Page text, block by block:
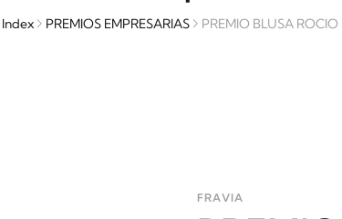
Index PREMIOS EMPRESARIAS PREMIO BLUSA ROCIO
FRAVIA